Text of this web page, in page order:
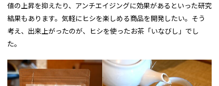
値の上昇を抑えたり、アンチエイジングに効果があるといった研究
結果もあります。気軽にヒシを楽しめる商品を開発したい。そう
考え、出来上がったのが、ヒシを使ったお茶「いなびし」でし
た。